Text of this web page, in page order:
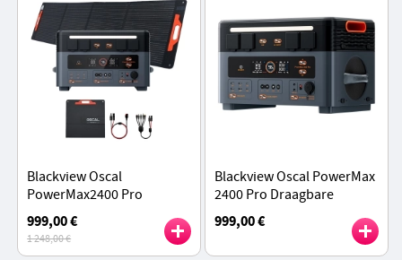
Blackview Oscal
PowerMax2400 Pro
Portable Power Station + 1
stuk PM200 Pro
Opvouwbaar Zonnepaneel
999,00 €
1 248,00 €
Blackview Oscal PowerMax
2400 Pro Draagbare
Powerstation, 2016 Wh
2400 W LiFePO4 Batterij
999,00 €